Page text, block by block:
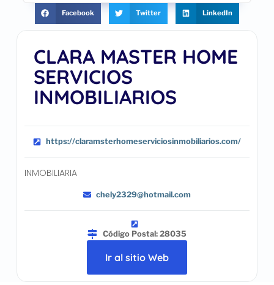
CLARA MASTER HOME
SERVICIOS
INMOBILIARIOS
https://claramsterhomeserviciosinmobiliarios.com/
INMOBILIARIA
chely2329@hotmail.com
Código Postal: 28035
Ir al sitio Web
Facebook Twitter LinkedIn